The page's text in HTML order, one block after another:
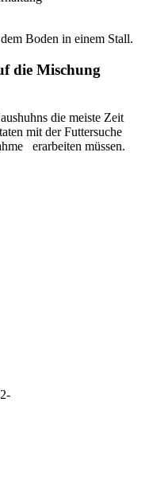
die Mischung
die meiste Zeit
mit der Futtersuche
erarbeiten müssen.